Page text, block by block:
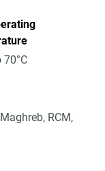
70°C
RCM,